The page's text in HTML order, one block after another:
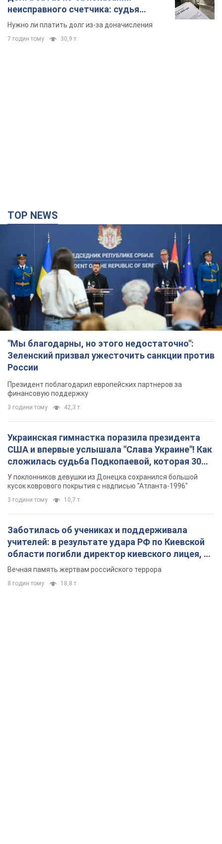
неисправного счетчика: судья
вынес неожиданное решение
Нужно ли платить долг из-за доначисления
7 годин тому 30,9 т.
TOP NEWS
"Мы благодарны, но этого недостаточно":
Зеленский призвал ужесточить санкции против
России
Президент поблагодарил европейских партнеров за
финансовую поддержку
3 години тому 42,3 т.
Украинская гимнастка поразила президента
США и впервые услышала "Слава Украине"! Как
сложилась судьба Подкопаевой, которая 30
лет назад завоевала "золото" Олимпиады
У поклонников девушки из Донецка сохранился большой
кусок коврового покрытия с надписью "Атланта-1996"
3 години тому 10,7 т.
Заботилась об учениках и поддерживала
учителей: в результате удара РФ по Киевской
области погибли директор киевского лицея, её
муж и внук
Вечная память жертвам российского террора
8 годин тому 18,8 т.